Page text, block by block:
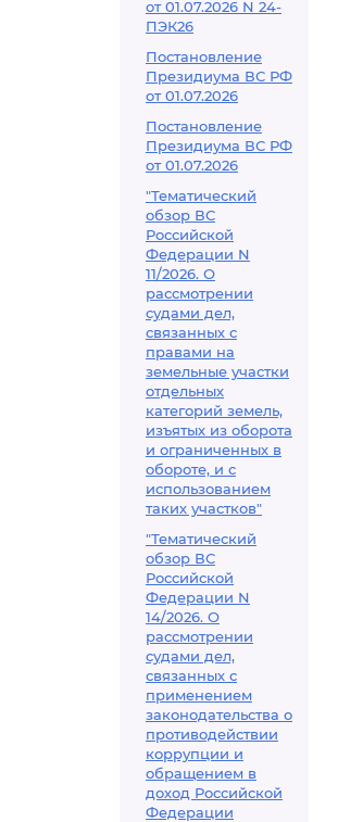
от 01.07.2026 N 24-
ПЭК26
Постановление
Президиума ВС РФ
от 01.07.2026
Постановление
Президиума ВС РФ
от 01.07.2026
"Тематический
обзор ВС
Российской
Федерации N
11/2026. О
рассмотрении
судами дел,
связанных с
правами на
земельные участки
отдельных
категорий земель,
изъятых из оборота
и ограниченных в
обороте, и с
использованием
таких участков"
"Тематический
обзор ВС
Российской
Федерации N
14/2026. О
рассмотрении
судами дел,
связанных с
применением
законодательства о
противодействии
коррупции и
обращением в
доход Российской
Федерации